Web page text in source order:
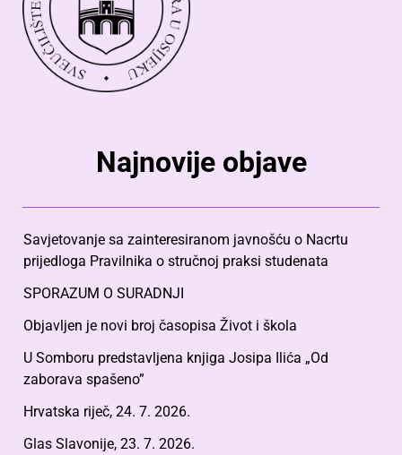
Najnovije objave
Savjetovanje sa zainteresiranom javnošću o Nacrtu
prijedloga Pravilnika o stručnoj praksi studenata
SPORAZUM O SURADNJI
Objavljen je novi broj časopisa Život i škola
U Somboru predstavljena knjiga Josipa Ilića „Od
zaborava spašeno”
Hrvatska riječ, 24. 7. 2026.
Glas Slavonije, 23. 7. 2026.